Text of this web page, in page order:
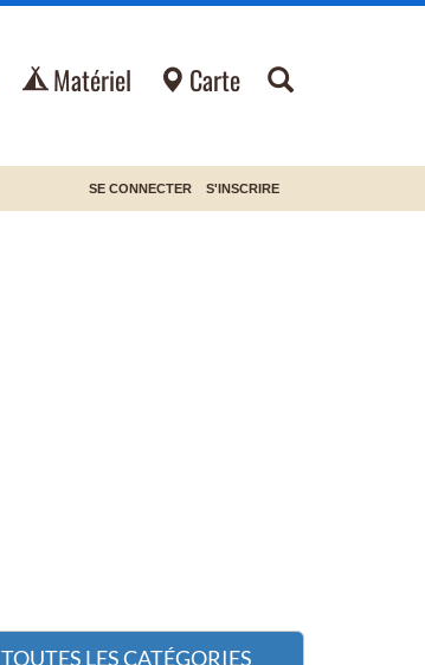
Matériel Carte
SE CONNECTER S'INSCRIRE
TOUTES LES CATÉGORIES